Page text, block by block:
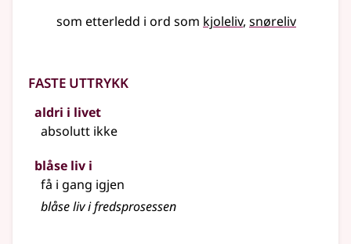
som etterledd i ord som kjoleliv snøreliv
Faste uttrykk
aldri i livet
absolutt ikke
blåse liv i
få i gang igjen
blåse liv i fredsprosessen